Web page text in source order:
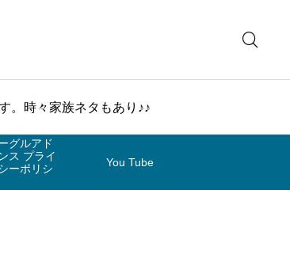
。時々家族ネタもあり♪♪
グルアド
ス プライ
ーポリシ
You Tube